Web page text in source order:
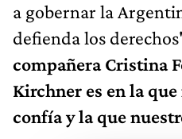
a gobernar la
defienda los
compañera Cristina
Kirchner es en la
confía y la que